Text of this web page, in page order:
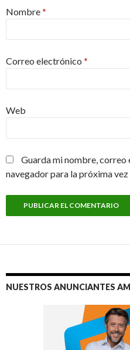
Nombre*
Correo electrónico *
Web
Guarda mi nombre,
navegador para la próxima
NUESTROS ANUNCIANTES